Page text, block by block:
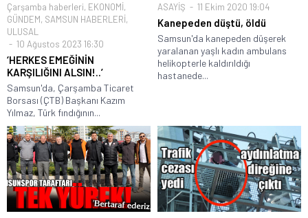
Çarşamba haberleri, EKONOMİ,
GÜNDEM, SAMSUN HABERLERİ,
ULUSAL
10 Ağustos 2023 16:30
‘HERKES EMEĞİNİN
KARŞILIĞINI ALSIN!..’
Samsun'da, Çarşamba Ticaret
Borsası (ÇTB) Başkanı Kazım
Yılmaz, Türk fındığının...
ASAYİŞ 11 Ekim 2020 19:04
Kanepeden düştü, öldü
Samsun'da kanepeden düşerek
yaralanan yaşlı kadın ambulans
helikopterle kaldırıldığı
hastanede...